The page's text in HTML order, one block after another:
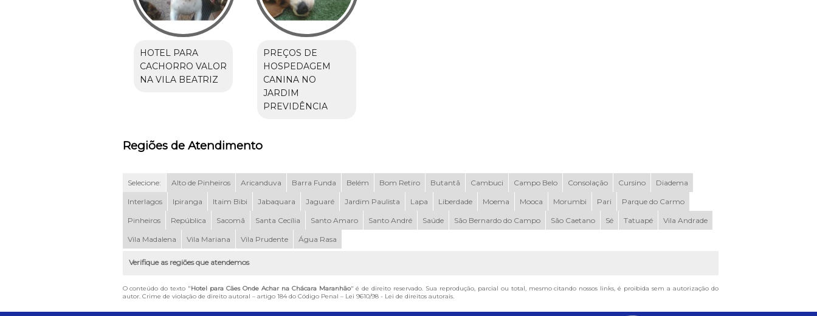
HOTEL PARA
CACHORRO VALOR
NA VILA BEATRIZ
PREÇOS DE
HOSPEDAGEM
CANINA NO
JARDIM
PREVIDÊNCIA
Regiões de Atendimento
Selecione: Alto de Pinheiros Aricanduva Barra Funda Belém Bom Retiro Butantã Cambuci Campo Belo Consolação Cursino Diadema
Interlagos Ipiranga Itaim Bibi Jabaquara Jaguaré Jardim Paulista Lapa Liberdade Moema Mooca Morumbi Pari Parque do Carmo
Pinheiros República Sacomã Santa Cecília Santo Amaro Santo André Saúde São Bernardo do Campo São Caetano Sé Tatuapé Vila Andrade
Vila Madalena Vila Mariana Vila Prudente Água Rasa
Verifique as regiões que atendemos
O conteúdo do texto "Hotel para Cães Onde Achar na Chácara Maranhão" é de direito reservado. Sua reprodução, parcial ou total, mesmo citando nossos links, é proibida sem a autorização do
autor. Crime de violação de direito autoral – artigo 184 do Código Penal – Lei 9610/98 - Lei de direitos autorais.